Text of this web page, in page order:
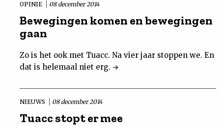
OPINIE 08 december 2014
Bewegingen komen en bewegingen
gaan
Zo is het ook met Tuacc. Na vier jaar stoppen we. En
dat is helemaal niet erg.
NIEUWS 08 december 2014
Tuacc stopt er mee